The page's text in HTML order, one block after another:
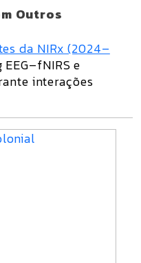
Outros
da NIRx (2024–
EEG–fNIRS e
interações